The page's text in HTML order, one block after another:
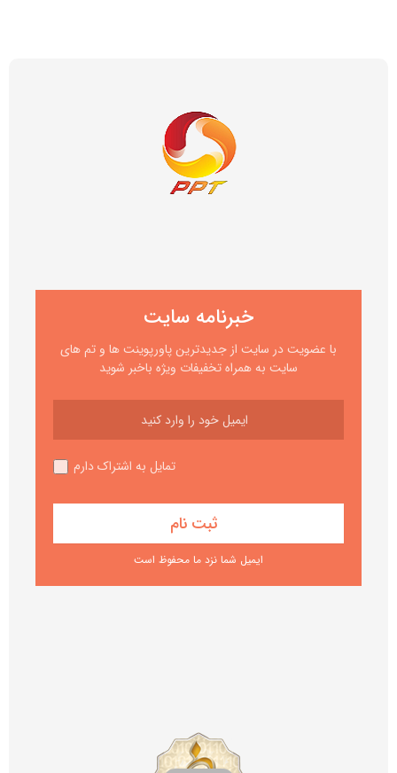
خبرنامه سایت
با عضویت در سایت از جدیدترین پاورپوینت ها و تم های
سایت به همراه تخفیفات ویژه باخبر شوید
تمایل به اشتراک دارم
ایمیل شما نزد ما محفوظ است